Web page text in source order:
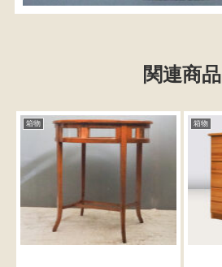
関連商品
箱物 箱物